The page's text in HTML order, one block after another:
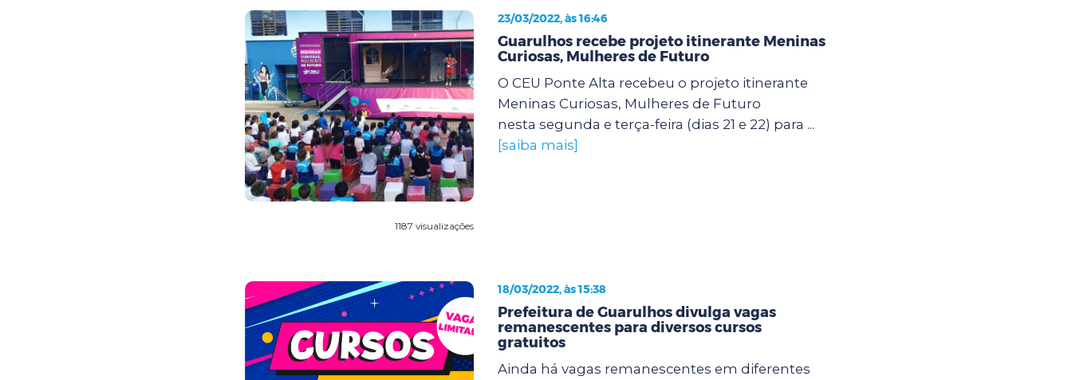
1187 visualizações
23/03/2022, às 16:46
Guarulhos recebe projeto itinerante Meninas
Curiosas, Mulheres de Futuro
O CEU Ponte Alta recebeu o projeto itinerante
Meninas Curiosas, Mulheres de Futuro
nesta segunda e terça-feira (dias 21 e 22) para ...
[saiba mais]
18/03/2022, às 15:38
Prefeitura de Guarulhos divulga vagas
remanescentes para diversos cursos
gratuitos
Ainda há vagas remanescentes em diferentes